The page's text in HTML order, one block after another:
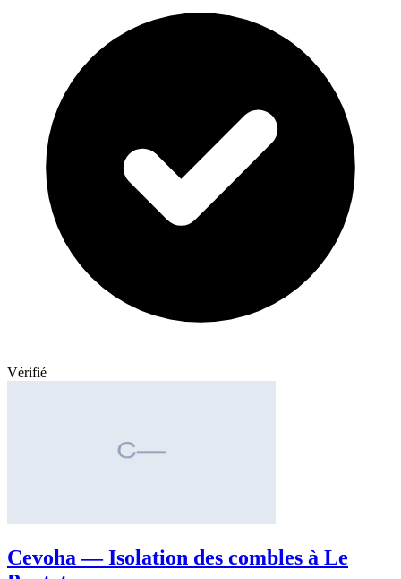
Vérifié
Cevoha — Isolation des combles à Le